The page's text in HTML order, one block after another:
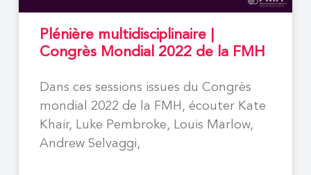
Plénière multidisciplinaire |
Congrès Mondial 2022 de la FMH
Dans ces sessions issues du Congrès
mondial 2022 de la FMH, écouter Kate
Khair, Luke Pembroke, Louis Marlow,
Andrew Selvaggi,